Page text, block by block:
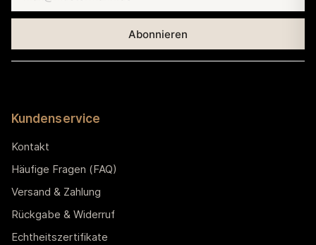
Kundenservice
Kontakt
Häufige Fragen (FAQ)
Versand & Zahlung
Rückgabe & Widerruf
Echtheitszertifikate